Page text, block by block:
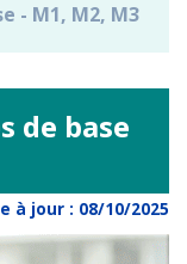
- M1, M2, M3
de base
à jour : 08/10/2025